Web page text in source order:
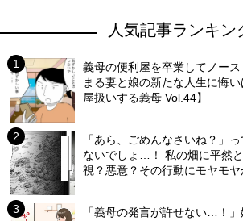
人気記事ランキン
義母の便利屋を卒業してノー
まる妻と娘の新たな人生に悔
屋扱いする義母 Vol.44】
「あら、ごめんなさいね？」
ないでしょ…！ 私の畑に平然
視？悪意？その行動にモヤモ
「義母の発言が許せない…！